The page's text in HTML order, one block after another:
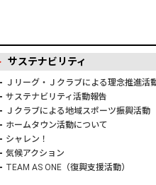
サステナビリティ
Ｊリーグ・Ｊクラブによる理念推進活
サステナビリティ活動報告
Ｊクラブによる地域スポーツ振興活動
ホームタウン活動について
シャレン！
気候アクション
TEAM AS ONE（復興支援活動）